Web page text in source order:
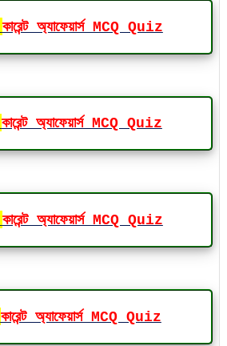
কারেন্ট অ্যাফেয়ার্স MCQ Quiz
কারেন্ট অ্যাফেয়ার্স MCQ Quiz
কারেন্ট অ্যাফেয়ার্স MCQ Quiz
কারেন্ট অ্যাফেয়ার্স MCQ Quiz